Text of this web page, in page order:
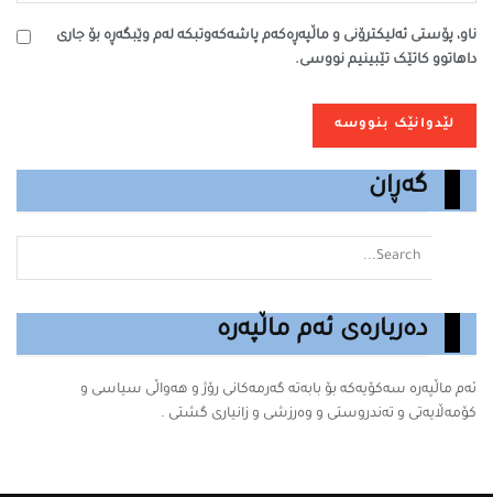
ناو، پۆستی ئەلیکترۆنی و ماڵپەڕەکەم پاشەکەوتبکە لەم وێبگەڕە بۆ جاری
داهاتوو کاتێک تێبینیم نووسی.
گەڕان
دەربارەی ئەم ماڵپەرە
ئەم ماڵپەرە سه‌كۆیه‌كه‌ بۆ بابه‌ته‌ گه‌رمه‌كانى رۆژ و هەواڵی سیاسی و
کۆمەڵایەتی و تەندروستی و وەرزشی و زانیارى گشتى .